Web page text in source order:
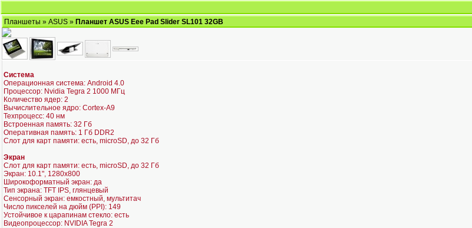
Планшеты » ASUS » Планшет ASUS Eee Pad Slider SL101 32GB
Система
Операционная система: Android 4.0
Процессор: Nvidia Tegra 2 1000 МГц
Количество ядер: 2
Вычислительное ядро: Cortex-A9
Техпроцесс: 40 нм
Встроенная память: 32 Гб
Оперативная память: 1 Гб DDR2
Слот для карт памяти: есть, microSD, до 32 Гб
Экран
Слот для карт памяти: есть, microSD, до 32 Гб
Экран: 10.1", 1280x800
Широкоформатный экран: да
Тип экрана: TFT IPS, глянцевый
Сенсорный экран: емкостный, мультитач
Число пикселей на дюйм (PPI): 149
Устойчивое к царапинам стекло: есть
Видеопроцессор: NVIDIA Tegra 2